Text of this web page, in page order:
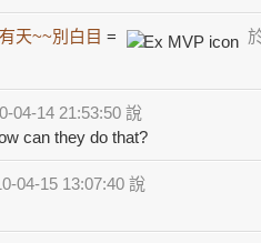
天~~別白目 =
04-14 21:53:50 說
can they do that?
04-15 13:07:40 說